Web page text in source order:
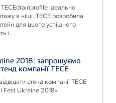
ідеально
в ніші. TECE розробила
для цього успішного
і...
2018: запрошуємо
компанії ТЕСЕ
стенд компанії ТЕСЕ
Fest Ukraine 2018»